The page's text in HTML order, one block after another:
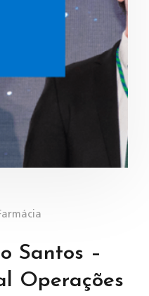
Santos –
Operações